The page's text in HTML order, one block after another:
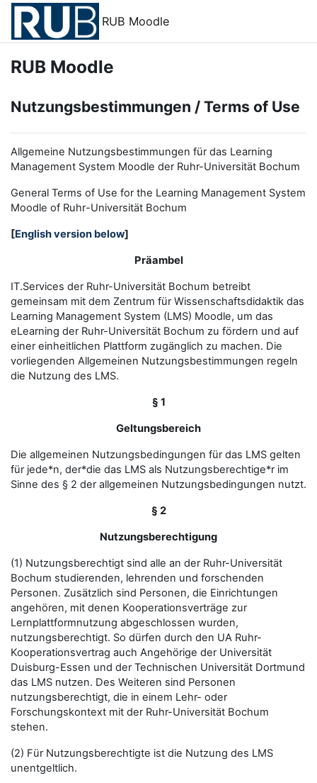
Zum Hauptinhalt
RUB Moodle
RUB Moodle
Nutzungsbestimmungen / Terms of Use
Allgemeine Nutzungsbestimmungen für das Learning
Management System Moodle der Ruhr-Universität Bochum
General Terms of Use for the Learning Management System
Moodle of Ruhr-Universität Bochum
[English version below]
Präambel
IT.Services der Ruhr-Universität Bochum betreibt
gemeinsam mit dem Zentrum für Wissenschaftsdidaktik das
Learning Management System (LMS) Moodle, um das
eLearning der Ruhr-Universität Bochum zu fördern und auf
einer einheitlichen Plattform zugänglich zu machen. Die
vorliegenden Allgemeinen Nutzungsbestimmungen regeln
die Nutzung des LMS.
§ 1
Geltungsbereich
Die allgemeinen Nutzungsbedingungen für das LMS gelten
für jede*n, der*die das LMS als Nutzungsberechtige*r im
Sinne des § 2 der allgemeinen Nutzungsbedingungen nutzt.
§ 2
Nutzungsberechtigung
(1) Nutzungsberechtigt sind alle an der Ruhr-Universität
Bochum studierenden, lehrenden und forschenden
Personen. Zusätzlich sind Personen, die Einrichtungen
angehören, mit denen Kooperationsverträge zur
Lernplattformnutzung abgeschlossen wurden,
nutzungsberechtigt. So dürfen durch den UA Ruhr-
Kooperationsvertrag auch Angehörige der Universität
Duisburg-Essen und der Technischen Universität Dortmund
das LMS nutzen. Des Weiteren sind Personen
nutzungsberechtigt, die in einem Lehr- oder
Forschungskontext mit der Ruhr-Universität Bochum
stehen.
(2) Für Nutzungsberechtigte ist die Nutzung des LMS
unentgeltlich.